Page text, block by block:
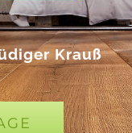
Krauß